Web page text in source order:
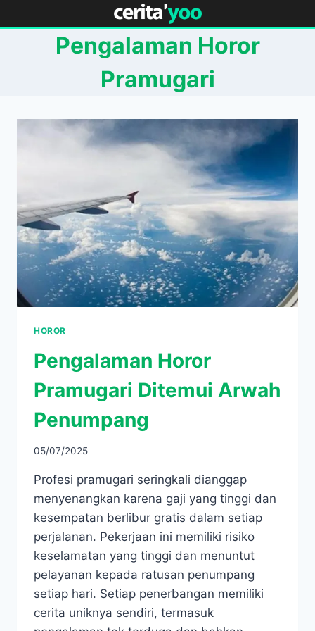
to
Pengalaman Horor
Pramugari
HOROR
Pengalaman Horor
Pramugari Ditemui Arwah
Penumpang
05/07/2025
Profesi pramugari seringkali dianggap
menyenangkan karena gaji yang tinggi dan
kesempatan berlibur gratis dalam setiap
perjalanan. Pekerjaan ini memiliki risiko
keselamatan yang tinggi dan menuntut
pelayanan kepada ratusan penumpang
setiap hari. Setiap penerbangan memiliki
cerita uniknya sendiri, termasuk